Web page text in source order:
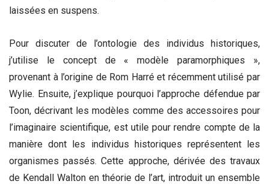
laissées en suspens.
Pour discuter de l’ontologie des individus historiques,
j’utilise le concept de « modèle paramorphiques »,
provenant à l’origine de Rom Harré et récemment utilisé par
Wylie. Ensuite, j’explique pourquoi l’approche défendue par
Toon, décrivant les modèles comme des accessoires pour
l’imaginaire scientifique, est utile pour rendre compte de la
manière dont les individus historiques représentent les
organismes passés. Cette approche, dérivée des travaux
de Kendall Walton en théorie de l’art, introduit un ensemble